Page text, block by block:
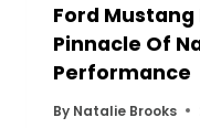
Ford Mustang
Pinnacle Of
Performance
By Natalie Brooks